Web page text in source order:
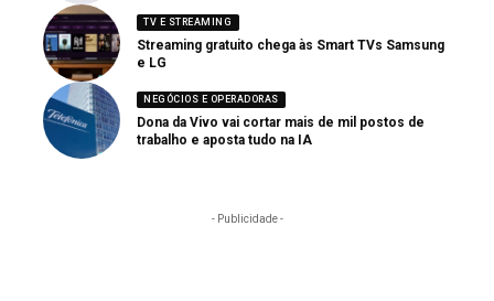
TV E STREAMING
Streaming gratuito chega às Smart TVs Samsung
e LG
NEGÓCIOS E OPERADORAS
Dona da Vivo vai cortar mais de mil postos de
trabalho e aposta tudo na IA
- Publicidade -